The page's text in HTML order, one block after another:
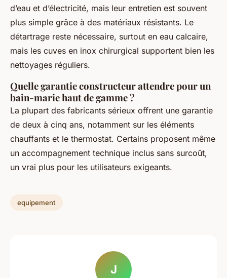
d’eau et d’électricité, mais leur entretien est souvent
plus simple grâce à des matériaux résistants. Le
détartrage reste nécessaire, surtout en eau calcaire,
mais les cuves en inox chirurgical supportent bien les
nettoyages réguliers.
Quelle garantie constructeur attendre pour un
bain-marie haut de gamme ?
La plupart des fabricants sérieux offrent une garantie
de deux à cinq ans, notamment sur les éléments
chauffants et le thermostat. Certains proposent même
un accompagnement technique inclus sans surcoût,
un vrai plus pour les utilisateurs exigeants.
equipement
J